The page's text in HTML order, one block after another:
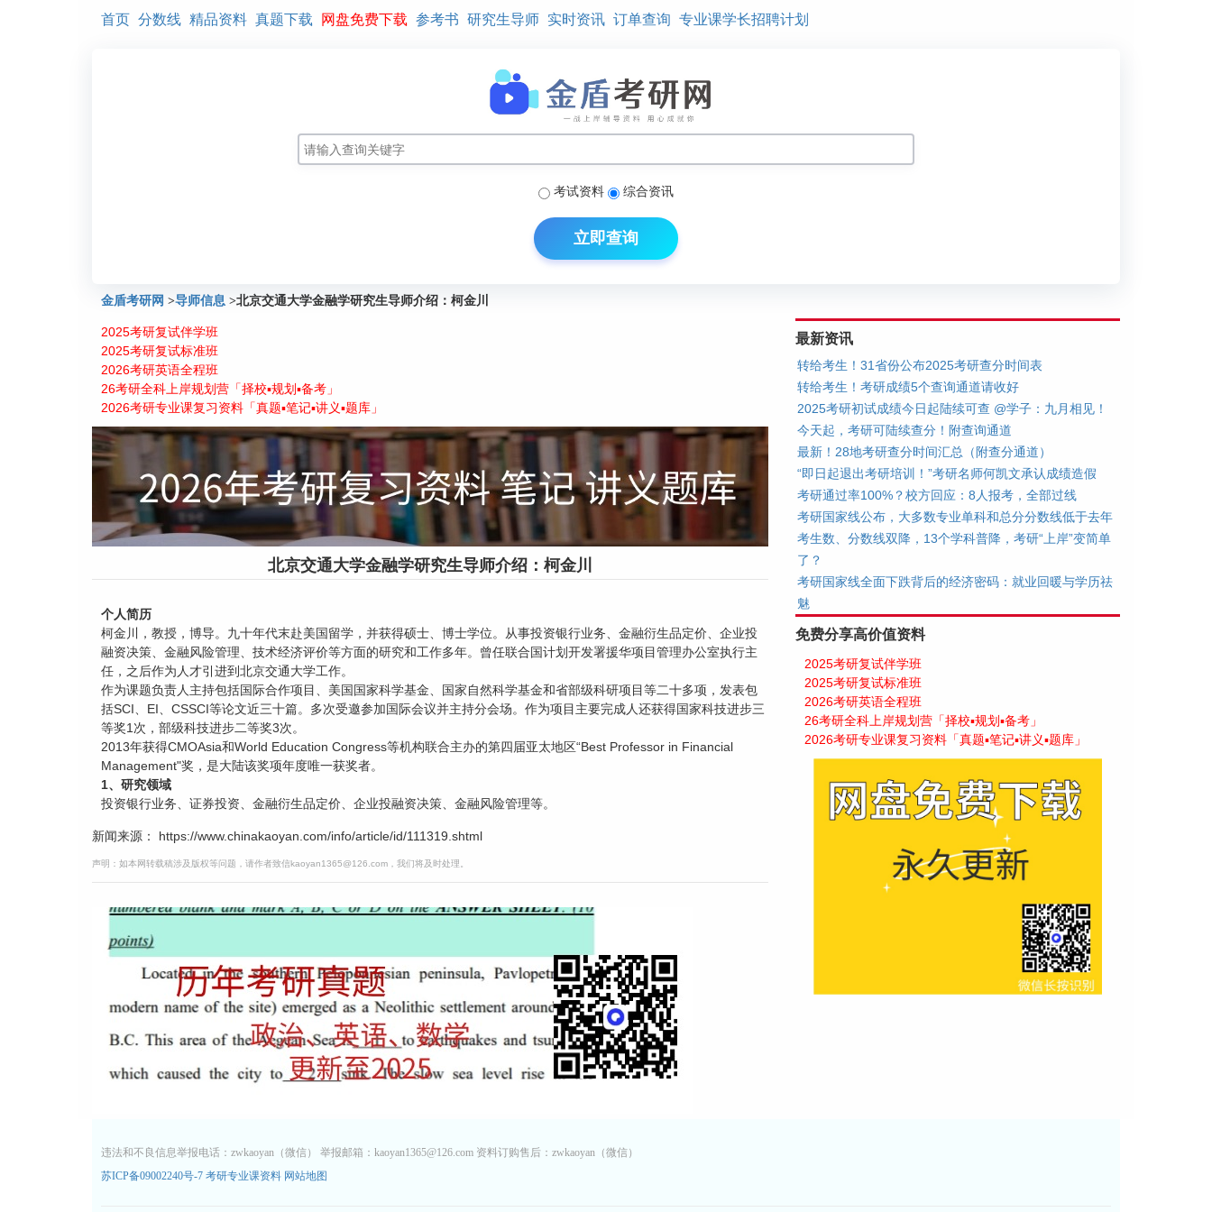
首页 分数线 精品资料 真题下载 网盘免费下载 参考书 研究生导师 实时资讯 订单查询 专业课学长招聘计划
考试资料 综合资讯
立即查询
金盾考研网 >导师信息 >北京交通大学金融学研究生导师介绍：柯金川
2025考研复试伴学班
2025考研复试标准班
2026考研英语全程班
26考研全科上岸规划营「择校▪规划▪备考」
2026考研专业课复习资料「真题▪笔记▪讲义▪题库」
北京交通大学金融学研究生导师介绍：柯金川
个人简历
柯金川，教授，博导。九十年代末赴美国留学，并获得硕士、博士学位。从事投资银行业务、金融衍生品定价、企业投
融资决策、金融风险管理、技术经济评价等方面的研究和工作多年。曾任联合国计划开发署援华项目管理办公室执行主
任，之后作为人才引进到北京交通大学工作。
作为课题负责人主持包括国际合作项目、美国国家科学基金、国家自然科学基金和省部级科研项目等二十多项，发表包
括SCI、EI、CSSCI等论文近三十篇。多次受邀参加国际会议并主持分会场。作为项目主要完成人还获得国家科技进步三
等奖1次，部级科技进步二等奖3次。
2013年获得CMOAsia和World Education Congress等机构联合主办的第四届亚太地区“Best Professor in Financial
Management"奖，是大陆该奖项年度唯一获奖者。
1、研究领域
投资银行业务、证券投资、金融衍生品定价、企业投融资决策、金融风险管理等。
新闻来源： https://www.chinakaoyan.com/info/article/id/111319.shtml
声明：如本网转载稿涉及版权等问题，请作者致信kaoyan1365@126.com，我们将及时处理。
最新资讯
转给考生！31省份公布2025考研查分时间表
转给考生！考研成绩5个查询通道请收好
2025考研初试成绩今日起陆续可查 @学子：九月相见！
今天起，考研可陆续查分！附查询通道
最新！28地考研查分时间汇总（附查分通道）
“即日起退出考研培训！”考研名师何凯文承认成绩造假
考研通过率100%？校方回应：8人报考，全部过线
考研国家线公布，大多数专业单科和总分分数线低于去年
考生数、分数线双降，13个学科普降，考研“上岸”变简单
了？
考研国家线全面下跌背后的经济密码：就业回暖与学历祛
魅
免费分享高价值资料
2025考研复试伴学班
2025考研复试标准班
2026考研英语全程班
26考研全科上岸规划营「择校▪规划▪备考」
2026考研专业课复习资料「真题▪笔记▪讲义▪题库」
违法和不良信息举报电话：zwkaoyan（微信） 举报邮箱：kaoyan1365@126.com 资料订购售后：zwkaoyan（微信）
苏ICP备09002240号-7 考研专业课资料 网站地图